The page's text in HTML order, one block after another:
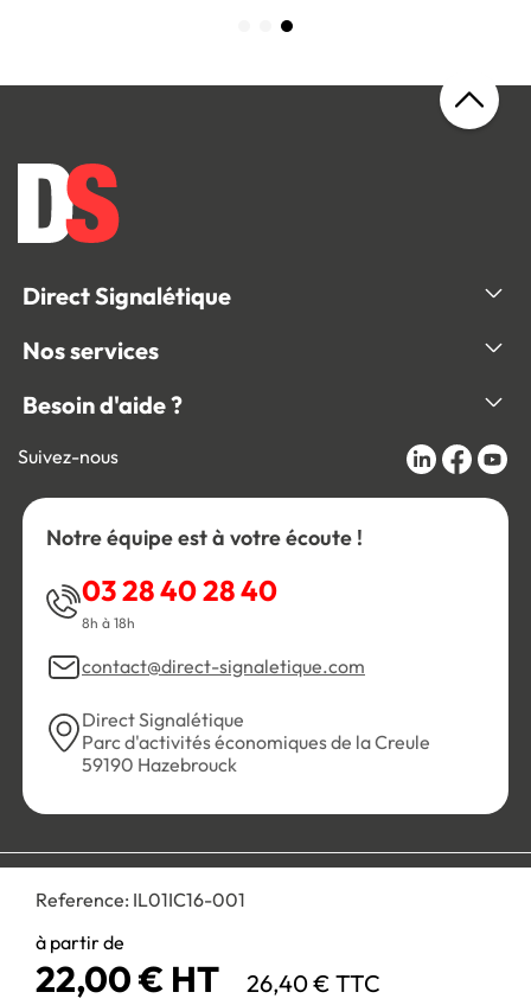
Reference: IL01IC16-001
à partir de
22,00 € HT 26,40 € TTC
Direct Signalétique
Nos services
Besoin d'aide ?
Suivez-nous
Notre équipe est à votre écoute !
03 28 40 28 40
8h à 18h
contact@direct-signaletique.com
Direct Signalétique
Parc d'activités économiques de la Creule
59190 Hazebrouck
Personnaliser les cookies
Paiement 100% sécurisé :